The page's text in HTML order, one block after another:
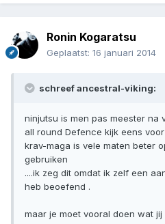
Ronin Kogaratsu
Geplaatst: 16 januari 2014
schreef ancestral-viking:
ninjutsu is men pas meester na
all round Defence kijk eens
krav-maga is vele maten beter
gebruiken
....ik zeg dit omdat ik zelf een
heb beoefend .
maar je moet vooral doen wat